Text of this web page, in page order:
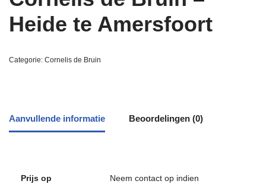
Heide te Amersfoort
Categorie: Cornelis de Bruin
Aanvullende informatie Beoordelingen (0)
Prijs op Neem contact op indien